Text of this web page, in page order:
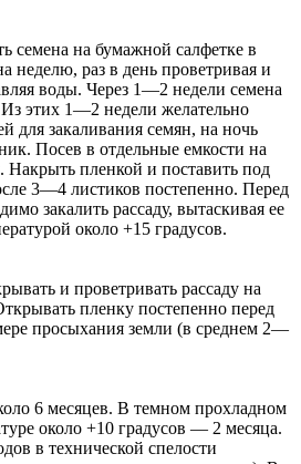
семена на бумажной салфетке в
неделю, раз в день проветривая и
воды. Через 1—2 недели семена
этих 1—2 недели желательно
для закаливания семян, на ночь
Посев в отдельные емкости на
пленкой и поставить под
3—4 листиков постепенно. Перед
закалить рассаду, вытаскивая ее
около +15 градусов.
и проветривать рассаду на
пленку постепенно перед
просыхания земли (в среднем 2—
6 месяцев. В темном прохладном
около +10 градусов — 2 месяца.
в технической спелости